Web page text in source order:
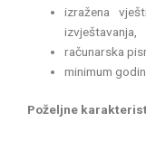
izražena
izvještavanja,
računarska
minimum
Poželjne